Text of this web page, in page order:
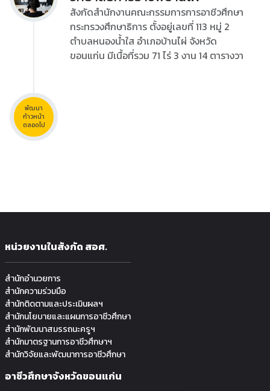
สังกัดสำนักงานคณะกรรมการการอาชีวศึกษา
กระทรวงศึกษาธิการ ตั้งอยู่เลขที่ 113 หมู่ 2
ตำบลหนองน้ำใส อำเภอบ้านไผ่ จังหวัด
ขอนแก่น มีเนื้อที่รวม 71 ไร่ 3 งาน 14 ตารางวา
พัฒนา
ก้าวหน้า
ตลอดไป
หน่วยงานในสังกัด สอศ.
สำนักอำนวยการ
สำนักความร่วมมือ
สำนักติดตามและประเมินผลฯ
สำนักนโยบายและแผนการอาชีวศึกษา
สำนักพัฒนาสมรรถนะครูฯ
สำนักมาตรฐานการอาชีวศึกษาฯ
สำนักวิจัยและพัฒนาการอาชีวศึกษา
อาชีวศึกษาจังหวัดขอนแก่น